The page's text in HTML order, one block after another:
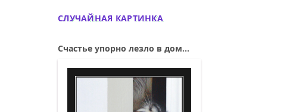
СЛУЧАЙНАЯ КАРТИНКА
Счастье упорно лезло в дом...